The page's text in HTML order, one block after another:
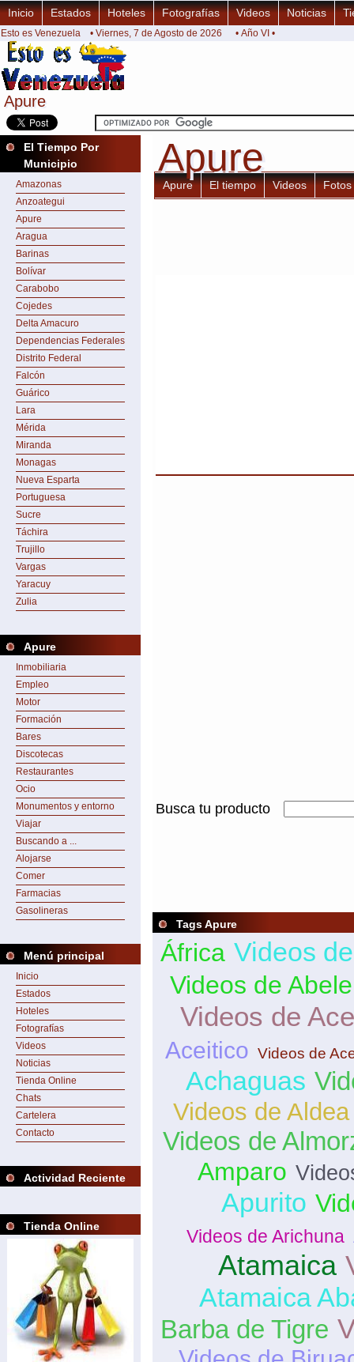
Apure
Apure
Inicio Estados Hoteles Fotografías Videos Noticias
Esto es Venezuela • Viernes, 7 de Agosto de 2026 • Año VI •
El Tiempo Por
Municipio
Amazonas
Anzoategui
Apure
Aragua
Barinas
Bolívar
Carabobo
Cojedes
Delta Amacuro
Dependencias Federales
Distrito Federal
Falcón
Guárico
Lara
Mérida
Miranda
Monagas
Nueva Esparta
Portuguesa
Sucre
Táchira
Trujillo
Vargas
Yaracuy
Zulia
Apure
Inmobiliaria
Empleo
Motor
Formación
Bares
Discotecas
Restaurantes
Ocio
Monumentos y entorno
Viajar
Buscando a ...
Alojarse
Comer
Farmacias
Gasolineras
Menú principal
Inicio
Estados
Hoteles
Fotografías
Videos
Noticias
Tienda Online
Chats
Cartelera
Contacto
Actividad Reciente
Tienda Online
Apure
Apure
Apure El tiempo Videos Fotos
Busca tu producto
Tags Apure
África Videos
Videos de
Videos de
Aceitico Videos de
Achaguas
Videos de
Videos de
Amparo
Apurito
Videos de Arichuna
Atamaica
Atamaica
Barba de Tigre